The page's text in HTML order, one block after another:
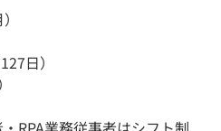
日）